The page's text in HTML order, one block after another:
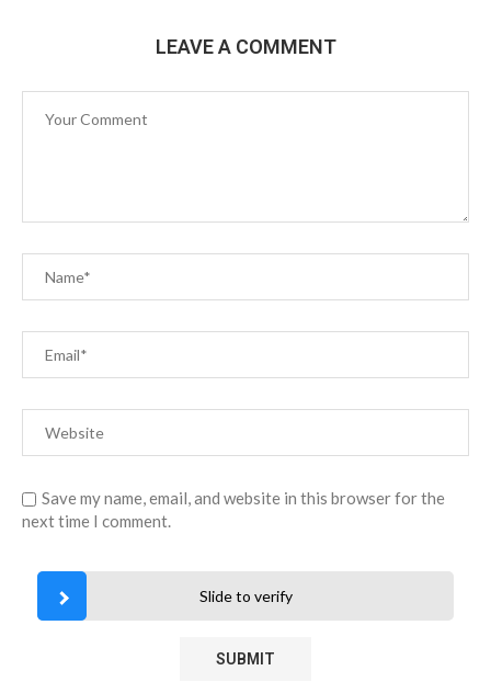
LEAVE A COMMENT
Save my name, email, and website in this browser for the
next time I comment.
Slide to verify